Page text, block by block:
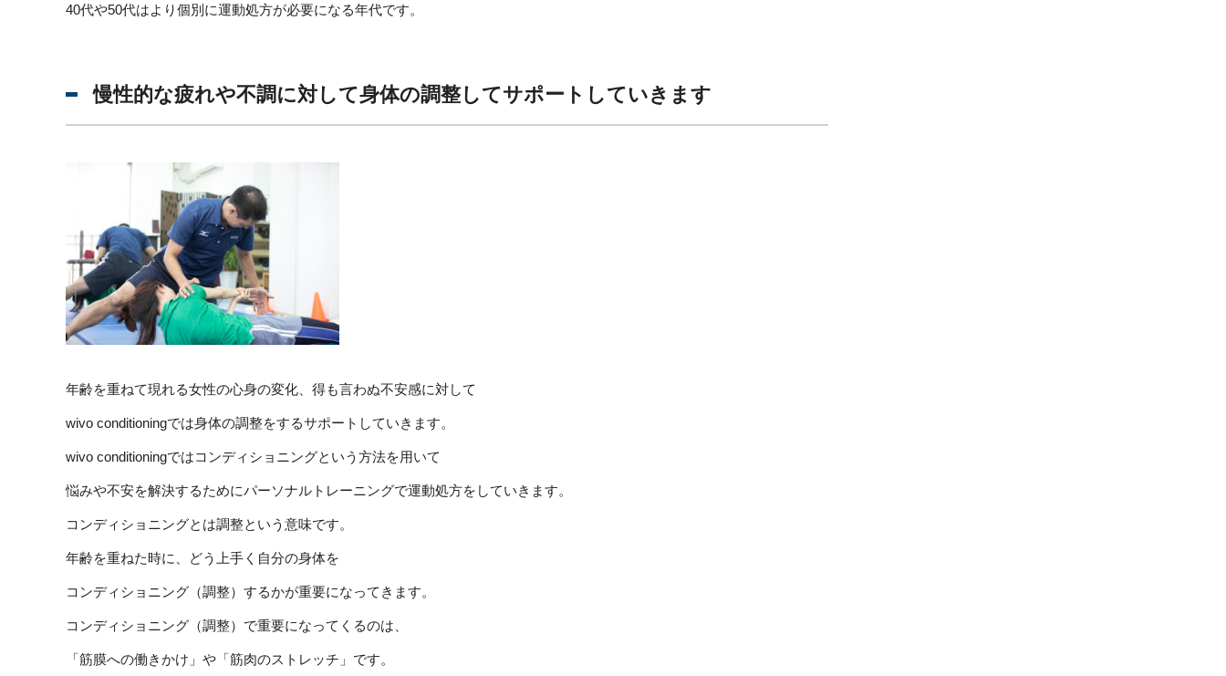
40代や50代はより個別に運動処方が必要になる年代です。
慢性的な疲れや不調に対して身体の調整してサポートしていきます
年齢を重ねて現れる女性の心身の変化、得も言わぬ不安感に対して
wivo conditioningでは身体の調整をするサポートしていきます。
wivo conditioningではコンディショニングという方法を用いて
悩みや不安を解決するためにパーソナルトレーニングで運動処方をしていきます。
コンディショニングとは調整という意味です。
年齢を重ねた時に、どう上手く自分の身体を
コンディショニング（調整）するかが重要になってきます。
コンディショニング（調整）で重要になってくるのは、
「筋膜への働きかけ」や「筋肉のストレッチ」です。